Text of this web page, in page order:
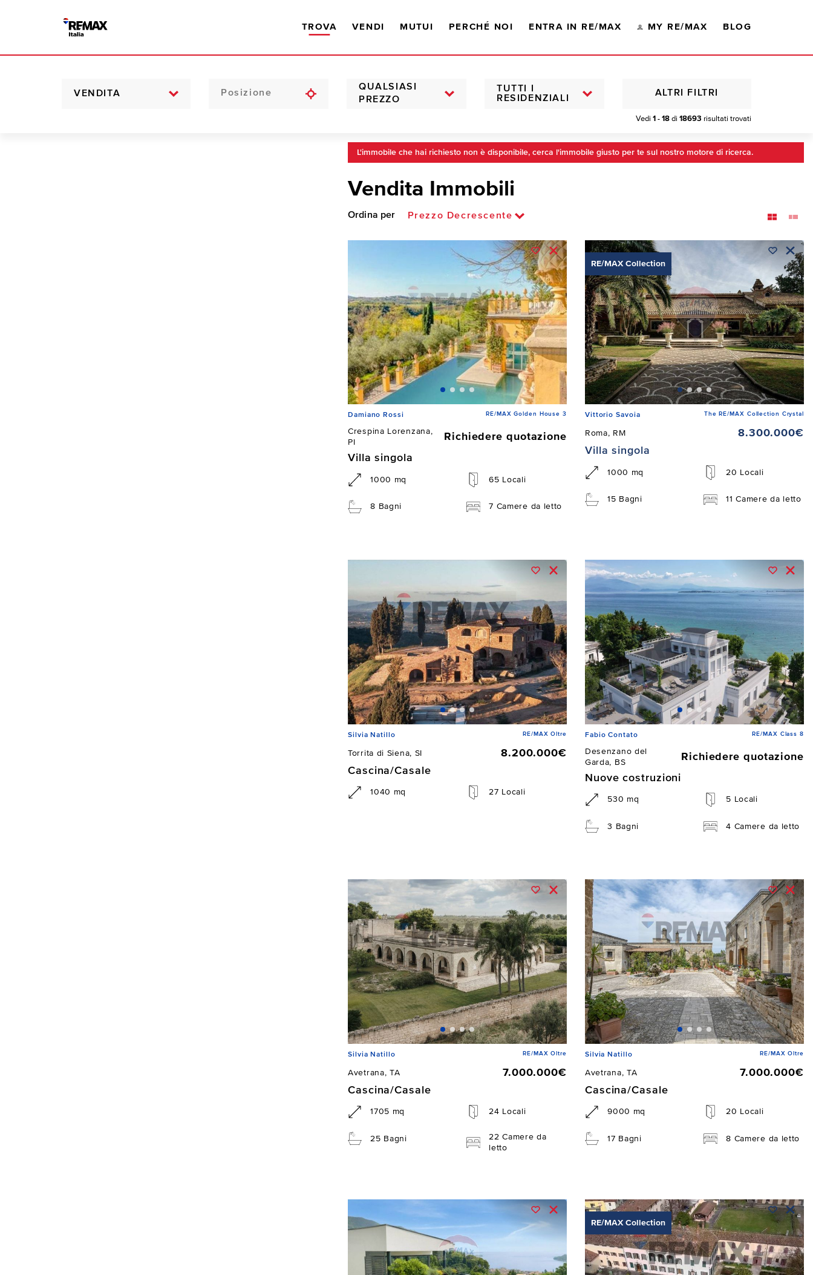
TROVA VENDI MUTUI PERCHÉ NOI ENTRA IN RE/MAX MY RE/MAX BLOG
VENDITA
QUALSIASI
PREZZO
TUTTI I
RESIDENZIALI
Vedi 1 - 18 di 18693 risultati trovati
ALTRI FILTRI
L'immobile che hai richiesto non è disponibile, cerca l'immobile giusto per te sul nostro motore di ricerca.
Vendita Immobili
Ordina per Prezzo Decrescente
Damiano Rossi RE/MAX Golden House 3
Crespina Lorenzana,
PI
Richiedere quotazione
Villa singola
1000 mq 65 Locali
8 Bagni 7 Camere da letto
RE/MAX Collection
Vittorio Savoia The RE/MAX Collection Crystal
Roma, RM
8.300.000€
Villa singola
1000 mq 20 Locali
15 Bagni 11 Camere da letto
Silvia Natillo RE/MAX Oltre
Torrita di Siena, SI
8.200.000€
Cascina/Casale
1040 mq 27 Locali
Fabio Contato RE/MAX Class 8
Desenzano del
Garda, BS
Richiedere quotazione
Nuove costruzioni
530 mq 5 Locali
3 Bagni 4 Camere da letto
Silvia Natillo RE/MAX Oltre
Avetrana, TA
7.000.000€
Cascina/Casale
1705 mq 24 Locali
25 Bagni
22 Camere da
letto
Silvia Natillo RE/MAX Oltre
Avetrana, TA
7.000.000€
Cascina/Casale
9000 mq 20 Locali
17 Bagni 8 Camere da letto
RE/MAX Collection